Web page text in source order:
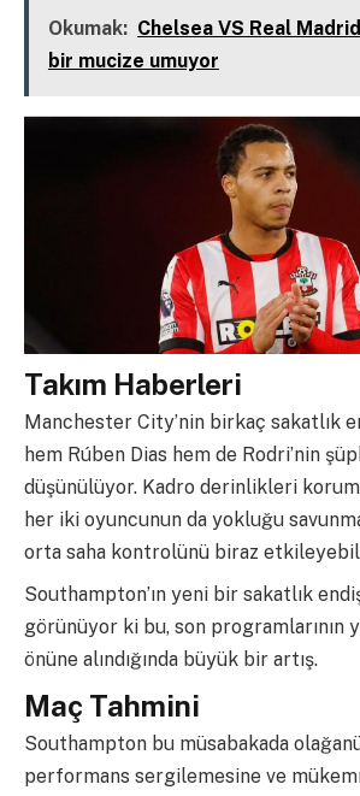
Okumak: Chelsea VS Real
bir mucize umuyor
Takım Haberleri
Manchester City’nin birkaç sakatlık
hem Rúben Dias hem de Rodri’nin
düşünülüyor. Kadro derinlikleri
her iki oyuncunun da yokluğu
orta saha kontrolünü biraz
Southampton’ın yeni bir sakatlık
görünüyor ki bu, son programlarının
önüne alındığında büyük bir artış.
Maç Tahmini
Southampton bu müsabakada
performans sergilemesine ve